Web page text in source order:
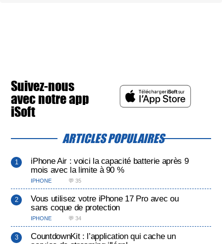
Suivez-nous
avec notre app
iSoft
ARTICLES POPULAIRES
iPhone Air : voici la capacité batterie après 9
mois avec la limite à 90 %
IPHONE 💬 35
Vous utilisez votre iPhone 17 Pro avec ou
sans coque de protection
IPHONE 💬 34
CountdownKit : l’application qui cache un